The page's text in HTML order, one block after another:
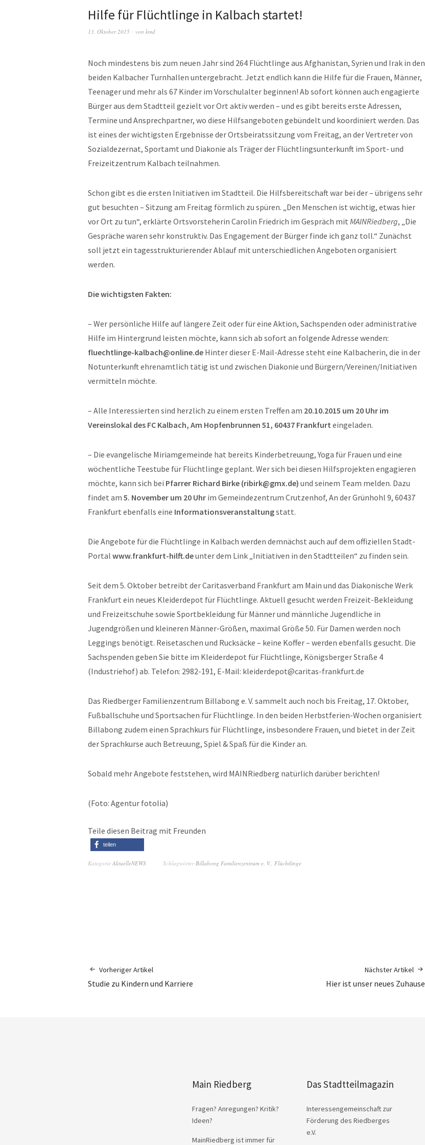
Hilfe für Flüchtlinge in Kalbach startet!
13. Oktober 2015 von kmd
Noch mindestens bis zum neuen Jahr sind 264 Flüchtlinge aus Afghanistan, Syrien und Irak in den
beiden Kalbacher Turnhallen untergebracht. Jetzt endlich kann die Hilfe für die Frauen, Männer,
Teenager und mehr als 67 Kinder im Vorschulalter beginnen! Ab sofort können auch engagierte
Bürger aus dem Stadtteil gezielt vor Ort aktiv werden – und es gibt bereits erste Adressen,
Termine und Ansprechpartner, wo diese Hilfsangeboten gebündelt und koordiniert werden. Das
ist eines der wichtigsten Ergebnisse der Ortsbeiratssitzung vom Freitag, an der Vertreter von
Sozialdezernat, Sportamt und Diakonie als Träger der Flüchtlingsunterkunft im Sport- und
Freizeitzentrum Kalbach teilnahmen.
Schon gibt es die ersten Initiativen im Stadtteil. Die Hilfsbereitschaft war bei der – übrigens sehr
gut besuchten – Sitzung am Freitag förmlich zu spüren. „Den Menschen ist wichtig, etwas hier
vor Ort zu tun“, erklärte Ortsvorsteherin Carolin Friedrich im Gespräch mit MAINRiedberg, „Die
Gespräche waren sehr konstruktiv. Das Engagement der Bürger finde ich ganz toll.“ Zunächst
soll jetzt ein tagesstrukturierender Ablauf mit unterschiedlichen Angeboten organisiert
werden.
Die wichtigsten Fakten:
– Wer persönliche Hilfe auf längere Zeit oder für eine Aktion, Sachspenden oder administrative
Hilfe im Hintergrund leisten möchte, kann sich ab sofort an folgende Adresse wenden:
fluechtlinge-kalbach@online.de Hinter dieser E-Mail-Adresse steht eine Kalbacherin, die in der
Notunterkunft ehrenamtlich tätig ist und zwischen Diakonie und Bürgern/Vereinen/Initiativen
vermitteln möchte.
– Alle Interessierten sind herzlich zu einem ersten Treffen am 20.10.2015 um 20 Uhr im
Vereinslokal des FC Kalbach, Am Hopfenbrunnen 51, 60437 Frankfurt eingeladen.
– Die evangelische Miriamgemeinde hat bereits Kinderbetreuung, Yoga für Frauen und eine
wöchentliche Teestube für Flüchtlinge geplant. Wer sich bei diesen Hilfsprojekten engagieren
möchte, kann sich bei Pfarrer Richard Birke (ribirk@gmx.de) und seinem Team melden. Dazu
findet am 5. November um 20 Uhr im Gemeindezentrum Crutzenhof, An der Grünhohl 9, 60437
Frankfurt ebenfalls eine Informationsveranstaltungstatt.
Die Angebote für die Flüchtlinge in Kalbach werden demnächst auch auf dem offiziellen Stadt-
Portal www.frankfurt-hilft.deunter dem Link „Initiativen in den Stadtteilen“ zu finden sein.
Seit dem 5. Oktober betreibt der Caritasverband Frankfurt am Main und das Diakonische Werk
Frankfurt ein neues Kleiderdepot für Flüchtlinge. Aktuell gesucht werden Freizeit-Bekleidung
und Freizeitschuhe sowie Sportbekleidung für Männer und männliche Jugendliche in
Jugendgrößen und kleineren Männer-Größen, maximal Größe 50. Für Damen werden noch
Leggings benötigt. Reisetaschen und Rucksäcke – keine Koffer – werden ebenfalls gesucht. Die
Sachspenden geben Sie bitte im Kleiderdepot für Flüchtlinge, Königsberger Straße 4
(Industriehof) ab. Telefon: 2982-191, E-Mail: kleiderdepot@caritas-frankfurt.de
Das Riedberger Familienzentrum Billabong e. V. sammelt auch noch bis Freitag, 17. Oktober,
Fußballschuhe und Sportsachen für Flüchtlinge. In den beiden Herbstferien-Wochen organisiert
Billabong zudem einen Sprachkurs für Flüchtlinge, insbesondere Frauen, und bietet in der Zeit
der Sprachkurse auch Betreuung, Spiel & Spaß für die Kinder an.
Sobald mehr Angebote feststehen, wird MAINRiedberg natürlich darüber berichten!
(Foto: Agentur fotolia)
Teile diesen Beitrag mit Freunden
teilen
Kategorie AktuelleNEWS SchlagwörterBillabong Familienzentrum e. V., Flüchtlinge
Vorheriger Artikel
Studie zu Kindern und Karriere
Nächster Artikel
Hier ist unser neues Zuhause
Main Riedberg
Fragen? Anregungen? Kritik?
Ideen?
MainRiedberg ist immer für
Das Stadtteilmagazin
Interessengemeinschaft zur
Förderung des Riedberges
e.V.